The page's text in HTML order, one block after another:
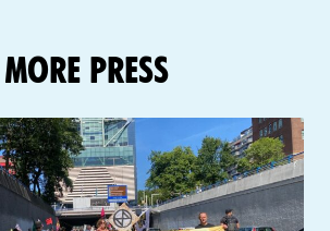
More Press